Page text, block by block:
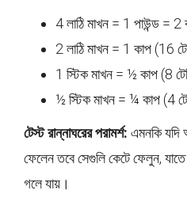
4 লাঠি মাখন = 1 পাউন্ড =
2 লাঠি মাখন = 1 কাপ (16
1 স্টিক মাখন = ½ কাপ (8
½ স্টিক মাখন = ¼ কাপ (4
টেস্ট রান্নাঘরের পরামর্শ: এমনকি যদি
ফেলেন তবে সেগুলি কেটে ফেলুন,
গলে যায়।